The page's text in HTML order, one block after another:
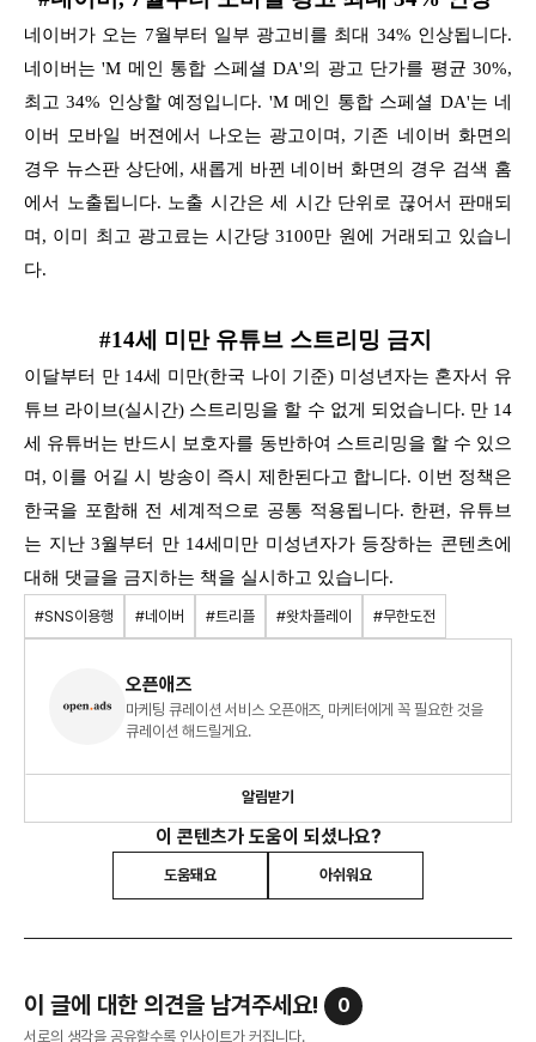
네이버가 오는 7월부터 일부 광고비를 최대 34% 인상됩니다.
네이버는 'M 메인 통합 스페셜 DA'의 광고 단가를 평균 30%,
최고 34% 인상할 예정입니다. 'M 메인 통합 스페셜 DA'는 네
이버 모바일 버젼에서 나오는 광고이며, 기존 네이버 화면의
경우 뉴스판 상단에, 새롭게 바뀐 네이버 화면의 경우 검색 홈
에서 노출됩니다. 노출 시간은 세 시간 단위로 끊어서 판매되
며, 이미 최고 광고료는 시간당 3100만 원에 거래되고 있습니
다.
#14세 미만 유튜브 스트리밍 금지
이달부터 만 14세 미만(한국 나이 기준) 미성년자는 혼자서 유
튜브 라이브(실시간) 스트리밍을 할 수 없게 되었습니다. 만 14
세 유튜버는 반드시 보호자를 동반하여 스트리밍을 할 수 있으
며, 이를 어길 시 방송이 즉시 제한된다고 합니다. 이번 정책은
한국을 포함해 전 세계적으로 공통 적용됩니다. 한편, 유튜브
는 지난 3월부터 만 14세미만 미성년자가 등장하는 콘텐츠에
대해 댓글을 금지하는 책을 실시하고 있습니다.
#SNS이용행 #네이버 #트리플 #왓차플레이 #무한도전
오픈애즈
마케팅 큐레이션 서비스 오픈애즈, 마케터에게 꼭 필요한 것을
큐레이션 해드릴게요.
알림받기
이 콘텐츠가 도움이 되셨나요?
도움돼요 아쉬워요
이 글에 대한 의견을 남겨주세요! 0
서로의 생각을 공유할수록 인사이트가 커집니다.